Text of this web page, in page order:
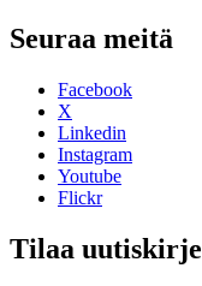
Seuraa meitä
Facebook
X
Linkedin
Instagram
Youtube
Flickr
Tilaa uutiskirje